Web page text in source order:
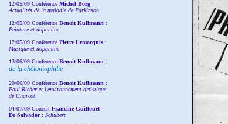
12/05/09 Conférence Michel Borg :
Actualités de la maladie de Parkinson
12/05/09 Conférence Benoit Kullmann :
Peinture et dopamine
12/05/09 Conférence Pierre Lemarquis :
Musique et dopamine
13/06/09 Conférence Benoit Kullmann :
de la chéloniophilie
20/06/09 Conférence Benoit Kullmann :
Paul Richer et l'environnement artistique
de Charcot
04/07/09 Concert Francine Guillouët -
De Salvador : Schubert